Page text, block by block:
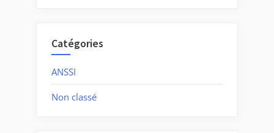
Catégories
ANSSI
Non classé